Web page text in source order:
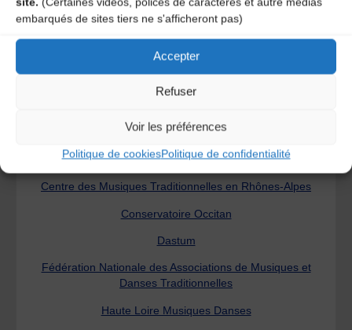
embarqués de sites tiers ne s'afficheront pas)
Accepter
Refuser
Voir les préférences
Politique de cookiesPolitique de confidentialité
Les régions
Arcadanse
CDMDT 43
CDMDT 63 – Les Brayauds
Centre des Musiques Traditionnelles en Rhônes-Alpes
Conservatoire Occitan
Dastum
Fédération Nationale des Associations de Musiques et
Danses Traditionnelles
Haute Loire Musiques Danses